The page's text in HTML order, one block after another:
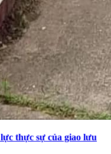
thực sự của giao lưu